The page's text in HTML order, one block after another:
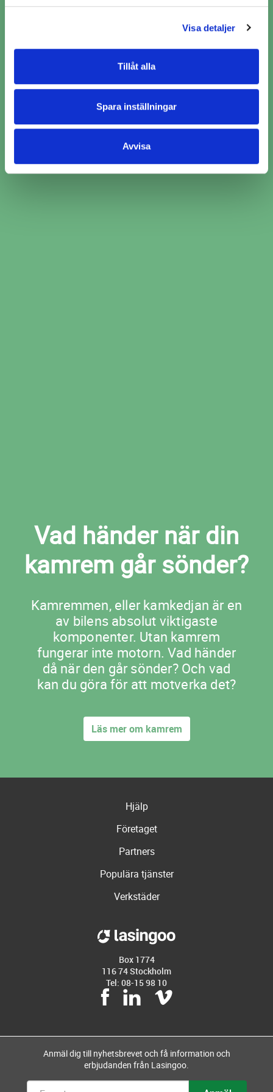
https://www.lasingoo.se/hantering-av-Visa detaljer
Tillåt alla
Spara inställningar
Avvisa
Ange bilinformation och service du behöver
hjälp med
Vad händer när din
kamrem går sönder?
Kamremmen, eller kamkedjan är en
av bilens absolut viktigaste
komponenter. Utan kamrem
fungerar inte motorn. Vad händer
då när den går sönder? Och vad
kan du göra för att motverka det?
Läs mer om kamrem
Hjälp
Företaget
Partners
Populära tjänster
Verkstäder
Box 1774
116 74 Stockholm
Tel: 08-15 98 10
Anmäl dig till nyhetsbrevet och få information och
erbjudanden från Lasingoo.